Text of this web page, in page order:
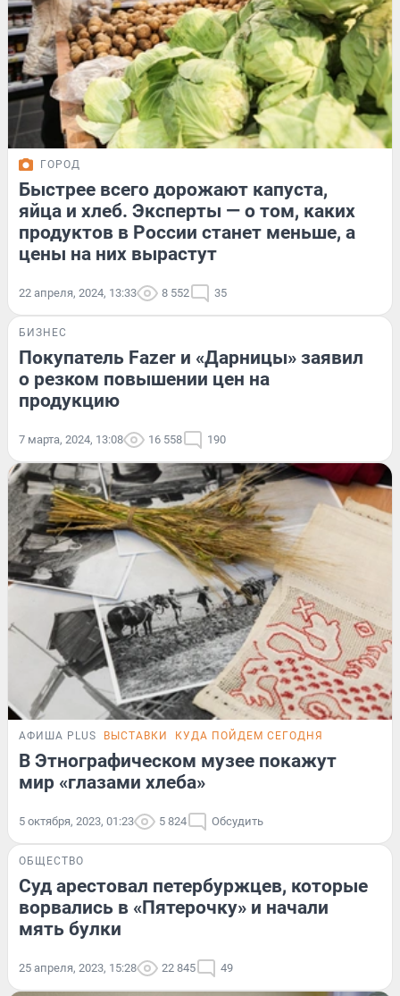
ГОРОД
Быстрее всего дорожают капуста,
яйца и хлеб. Эксперты — о том, каких
продуктов в России станет меньше, а
цены на них вырастут
22 апреля, 2024, 13:33 8 552 35
БИЗНЕС
Покупатель Fazer и «Дарницы» заявил
о резком повышении цен на
продукцию
7 марта, 2024, 13:08 16 558 190
АФИША PLUS ВЫСТАВКИ КУДА ПОЙДЕМ СЕГОДНЯ
В Этнографическом музее покажут
мир «глазами хлеба»
5 октября, 2023, 01:23 5 824 Обсудить
ОБЩЕСТВО
Суд арестовал петербуржцев, которые
ворвались в «Пятерочку» и начали
мять булки
25 апреля, 2023, 15:28 22 845 49